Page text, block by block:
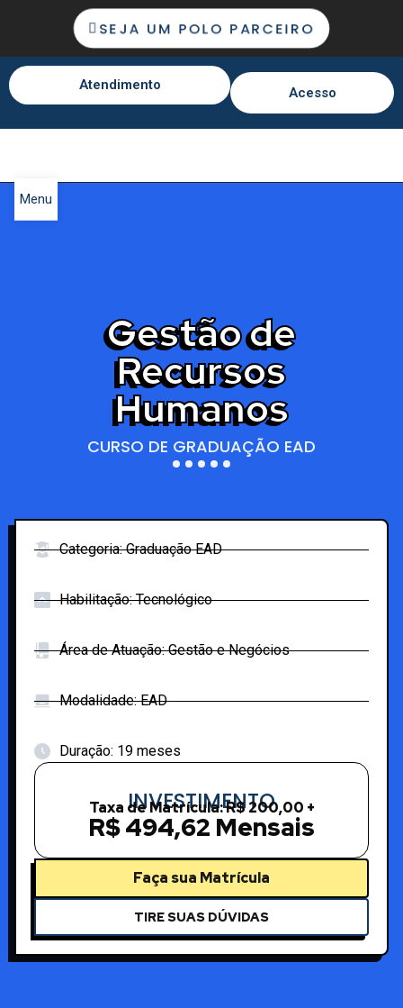
SEJA UM POLO PARCEIRO
Atendimento Acesso
Menu
Gestão de
Recursos
Humanos
CURSO DE GRADUAÇÃO EAD
Categoria: Graduação EAD
Habilitação: Tecnológico
Área de Atuação: Gestão e Negócios
Modalidade: EAD
Duração: 19 meses
INVESTIMENTO
Taxa de Matrícula: R$ 200,00 +
R$ 494,62 Mensais
Faça sua Matrícula
TIRE SUAS DÚVIDAS